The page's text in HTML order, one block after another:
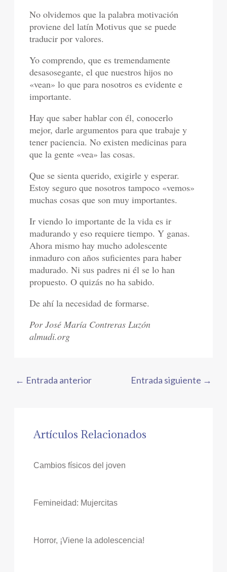
No olvidemos que la palabra motivación
proviene del latín Motivus que se puede
traducir por valores.
Yo comprendo, que es tremendamente
desasosegante, el que nuestros hijos no
«vean» lo que para nosotros es evidente e
importante.
Hay que saber hablar con él, conocerlo
mejor, darle argumentos para que trabaje y
tener paciencia. No existen medicinas para
que la gente «vea» las cosas.
Que se sienta querido, exigirle y esperar.
Estoy seguro que nosotros tampoco «vemos»
muchas cosas que son muy importantes.
Ir viendo lo importante de la vida es ir
madurando y eso requiere tiempo. Y ganas.
Ahora mismo hay mucho adolescente
inmaduro con años suficientes para haber
madurado. Ni sus padres ni él se lo han
propuesto. O quizás no ha sabido.
De ahí la necesidad de formarse.
Por José María Contreras Luzón
almudi.org
← Entrada anterior Entrada siguiente →
Artículos Relacionados
Cambios físicos del joven
Femineidad: Mujercitas
Horror, ¡Viene la adolescencia!